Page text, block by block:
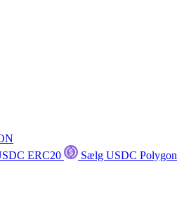
ERC20
Sælg USDC Polygon